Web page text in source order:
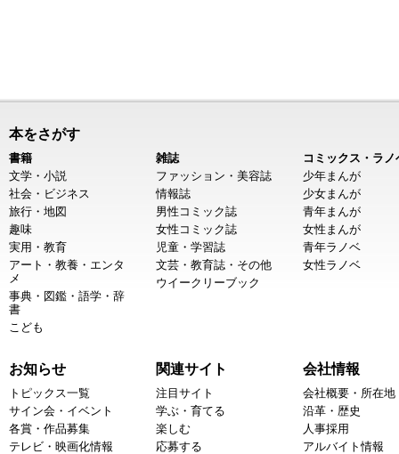
本をさがす
書籍
文学・小説
社会・ビジネス
旅行・地図
趣味
実用・教育
アート・教養・エンタ
メ
事典・図鑑・語学・辞
書
こども
雑誌
ファッション・美容誌
情報誌
男性コミック誌
女性コミック誌
児童・学習誌
文芸・教育誌・その他
ウイークリーブック
コミックス・ラノ
少年まんが
少女まんが
青年まんが
女性まんが
青年ラノベ
女性ラノベ
お知らせ
トピックス一覧
サイン会・イベント
各賞・作品募集
テレビ・映画化情報
関連サイト
注目サイト
学ぶ・育てる
楽しむ
応募する
会社情報
会社概要・所在地
沿革・歴史
人事採用
アルバイト情報